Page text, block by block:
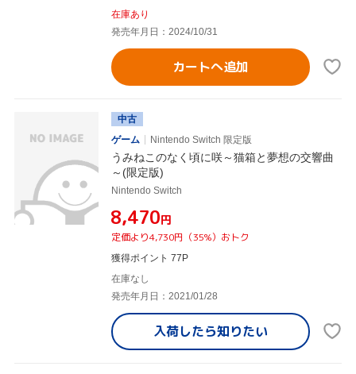
在庫あり
発売年月日：2024/10/31
カートへ追加
中古
ゲーム
Nintendo Switch 限定版
うみねこのなく頃に咲～猫箱と夢想の交響曲
～(限定版)
Nintendo Switch
¥8,470円
定価より4,730円（35%）おトク
獲得ポイント 77P
在庫なし
発売年月日：2021/01/28
入荷したら知りたい